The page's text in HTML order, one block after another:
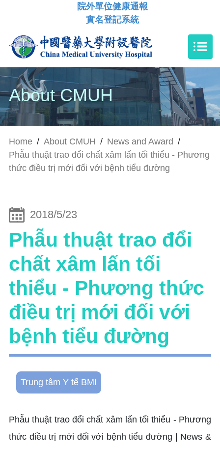
院外單位健康通報
實名登記系統
About CMUH
Home / About CMUH / News and Award /
Phẫu thuật trao đổi chất xâm lấn tối thiểu - Phương
thức điều trị mới đối với bệnh tiểu đường
2018/5/23
Phẫu thuật trao đổi
chất xâm lấn tối
thiểu - Phương thức
điều trị mới đối với
bệnh tiểu đường
Trung tâm Y tế BMI